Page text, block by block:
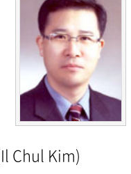
Chul Kim)